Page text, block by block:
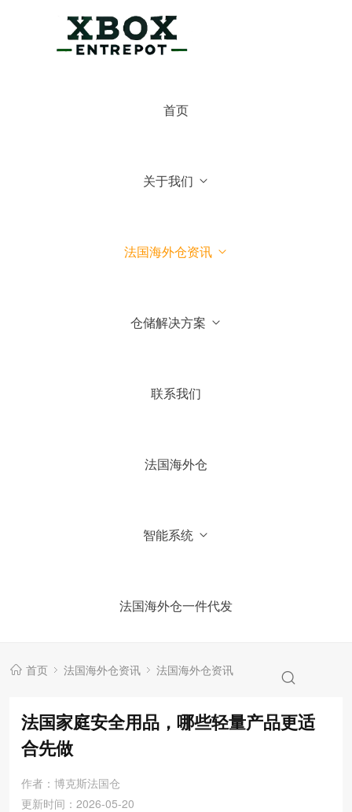
首页
关于我们
法国海外仓资讯
仓储解决方案
联系我们
法国海外仓
智能系统
法国海外仓一件代发
首页 法国海外仓资讯 法国海外仓资讯
法国家庭安全用品，哪些轻量产品更适
合先做
作者：博克斯法国仓
更新时间：2026-05-20
3.我们可以到法国参观你们仓
4.你们国内有公司吗？